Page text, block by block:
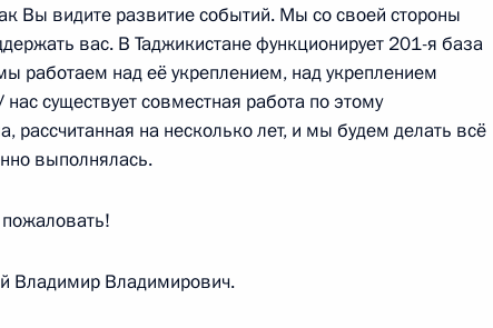
аккредитованных для
76-й годовщине Победы
Вы видите развитие событий. Мы со своей стороны
вас. В Таджикистане функционирует 201-я база
работаем над её укреплением, над укреплением
существует совместная работа по этому
рассчитанная на несколько лет, и мы будем делать всё
выполнялась.
Владимир Владимирович.